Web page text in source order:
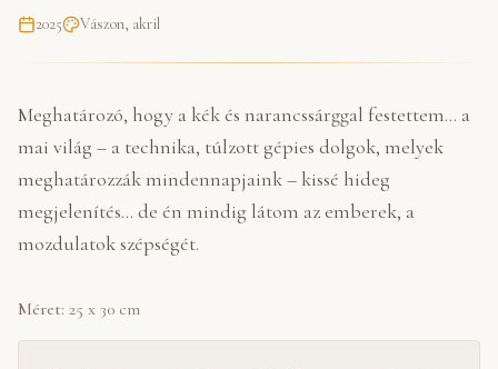
2025 Vászon, akril
Meghatározó, hogy a kék és narancssárggal festettem... a
mai világ – a technika, túlzott gépies dolgok, melyek
meghatározzák mindennapjaink – kissé hideg
megjelenítés... de én mindig látom az emberek, a
mozdulatok szépségét.
Méret: 25 x 30 cm